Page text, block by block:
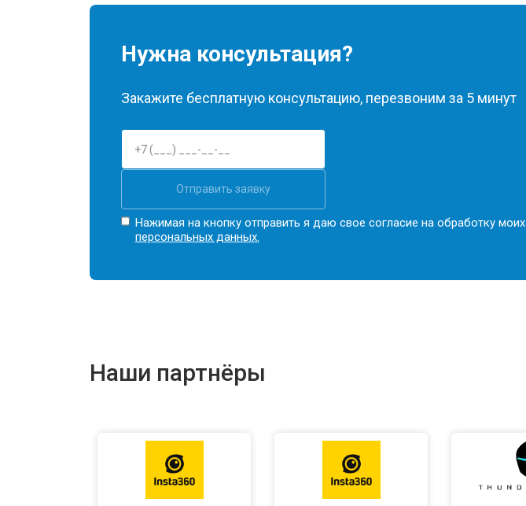
Нужна консультация?
Закажите бесплатную консультацию, перезвоним за 5 минут
Отправить заявку
Нажимая на кнопку отправить я даю свое согласие на обработку моих
персональных данных.
Наши партнёры